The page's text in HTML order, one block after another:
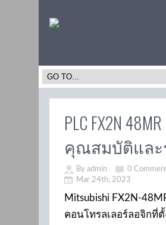
PLC FX2N 48MR
คุณสมบัติและ
By admin
0
Mar 24th, 2023
Mitsubishi FX2N-
คอนโทรลเลอร์ลอจิกที่ตั้